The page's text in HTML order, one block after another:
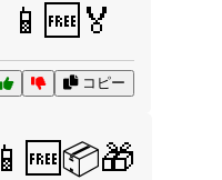
📱🆓🏅
コピー
📱🆓📦🎁